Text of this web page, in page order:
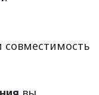
совместимость